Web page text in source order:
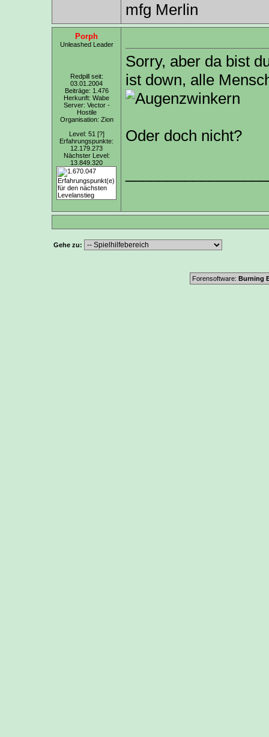
mfg Merlin
Porph
Unleashed Leader
Redpill seit:
03.01.2004
Beiträge: 1.476
Herkunft: Wabe
Server: Vector -
Hostile
Organisation: Zion
Level: 51 [?]
Erfahrungspunkte:
12.179.273
Nächster Level:
13.849.320
Sorry, aber da bist
ist down, alle
Oder doch nicht?
Gehe zu:
Forensoftware: Burning